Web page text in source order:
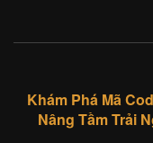
Khám Phá Mã
Nâng Tầm Trải